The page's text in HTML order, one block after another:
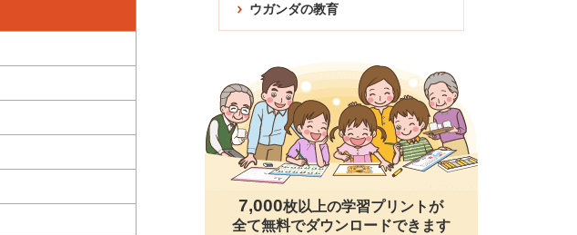
ウガンダの教育
7,000枚以上の学習プリントが
全て無料でダウンロードできます